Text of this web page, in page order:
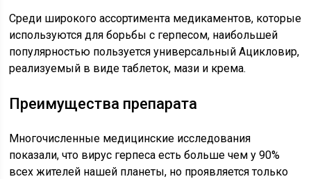
Среди широкого ассортимента медикаментов, которые
используются для борьбы с герпесом, наибольшей
популярностью пользуется универсальный Ацикловир,
реализуемый в виде таблеток, мази и крема.
Преимущества препарата
Многочисленные медицинские исследования
показали, что вирус герпеса есть больше чем у 90%
всех жителей нашей планеты, но проявляется только